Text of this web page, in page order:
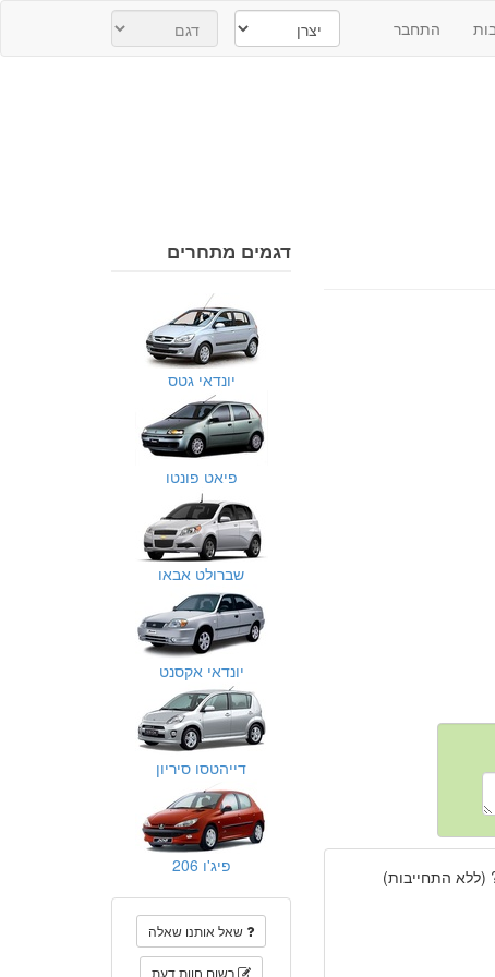
התחבר
(ללא התחייבות)
דגמים מתחרים
יונדאי גטס
פיאט פונטו
שברולט אבאו
יונדאי אקסנט
דייהטסו סיריון
פיג'ו 206
שאל אותנו שאלה
רשום חוות דעת